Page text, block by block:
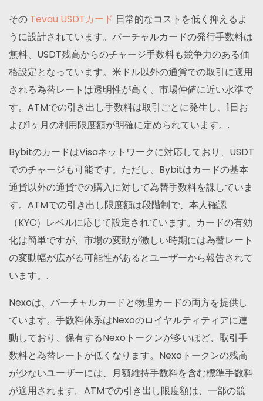
その Tevau USDTカード 日常的なコストを低く抑えるよ
うに設計されています。バーチャルカードの発行手数料は
無料、USDT残高からのチャージ手数料も競争力のある価
格設定となっています。米ドル以外の通貨での取引に適用
される為替レートは透明性が高く、市場仲値に近い水準で
す。ATMでの引き出し手数料は取引ごとに発生し、1日お
よび1ヶ月の利用限度額が明確に定められています。.
BybitのカードはVisaネットワークに対応しており、USDT
でのチャージも可能です。ただし、Bybitはカードの基本
通貨以外の通貨での購入に対して為替手数料を課していま
す。ATMでの引き出し限度額は段階制で、本人確認
（KYC）レベルに応じて設定されています。カードの有効
化は簡単ですが、市場の変動が激しい時期には為替レート
の変動幅が広がる可能性があるとユーザーから報告されて
います。.
Nexoは、バーチャルカードと物理カードの両方を提供し
ています。手数料体系はNexoのロイヤルティティアに連
動しており、保有するNexoトークンが多いほど、取引手
数料と為替レートが低くなります。Nexoトークンの残高
が少ないユーザーには、月額維持手数料を含む標準手数料
が適用されます。ATMでの引き出し限度額は、一部の競